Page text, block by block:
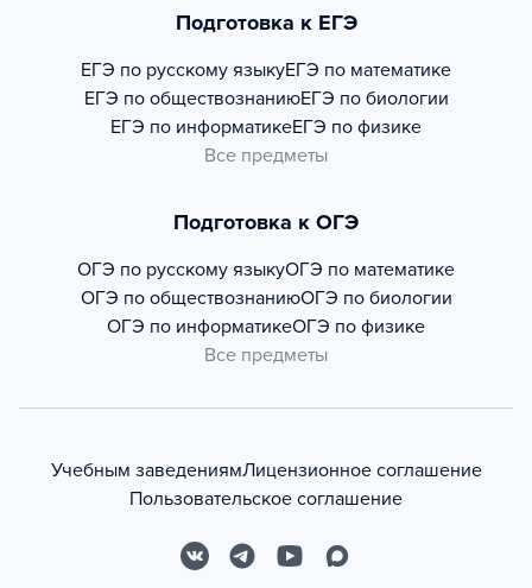
Подготовка к ЕГЭ
ЕГЭ по русскому языкуЕГЭ по математике
ЕГЭ по обществознаниюЕГЭ по биологии
ЕГЭ по информатикеЕГЭ по физике
Все предметы
Подготовка к ОГЭ
ОГЭ по русскому языкуОГЭ по математике
ОГЭ по обществознаниюОГЭ по биологии
ОГЭ по информатикеОГЭ по физике
Все предметы
Учебным заведениямЛицензионное соглашение
Пользовательское соглашение